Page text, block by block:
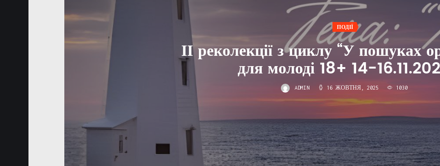
ПОДІЇ
ІІ реколекції з циклу “У пошуках
для молоді 18+ 14-
ADMIN 16 ЖОВТНЯ, 2025 1030